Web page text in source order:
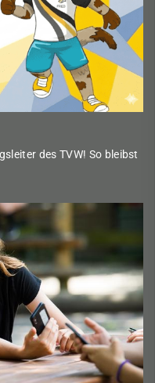
des TVW! So bleibst